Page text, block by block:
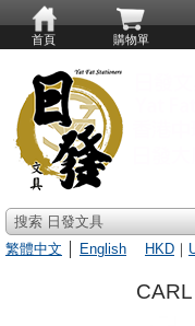
首頁 購物單
搜索 日發文具
繁體中文
English HKD ｜